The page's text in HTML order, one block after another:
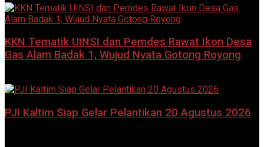
KKN Tematik UINSI dan Pemdes Rawat Ikon Desa
Gas Alam Badak 1, Wujud Nyata Gotong Royong
PJI Kaltim Siap Gelar Pelantikan 20 Agustus 2026